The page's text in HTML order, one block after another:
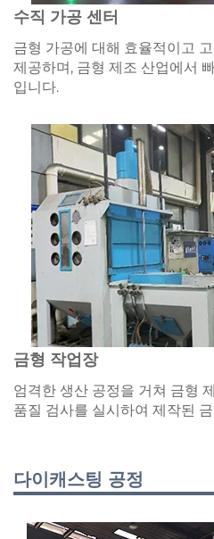
수직 가공 센터
금형 가공에 대해 효율적이고
제공하며, 금형 제조 산업에서
입니다.
금형 작업장
엄격한 생산 공정을 거쳐 금형
품질 검사를 실시하여 제작된
다이캐스팅 공정